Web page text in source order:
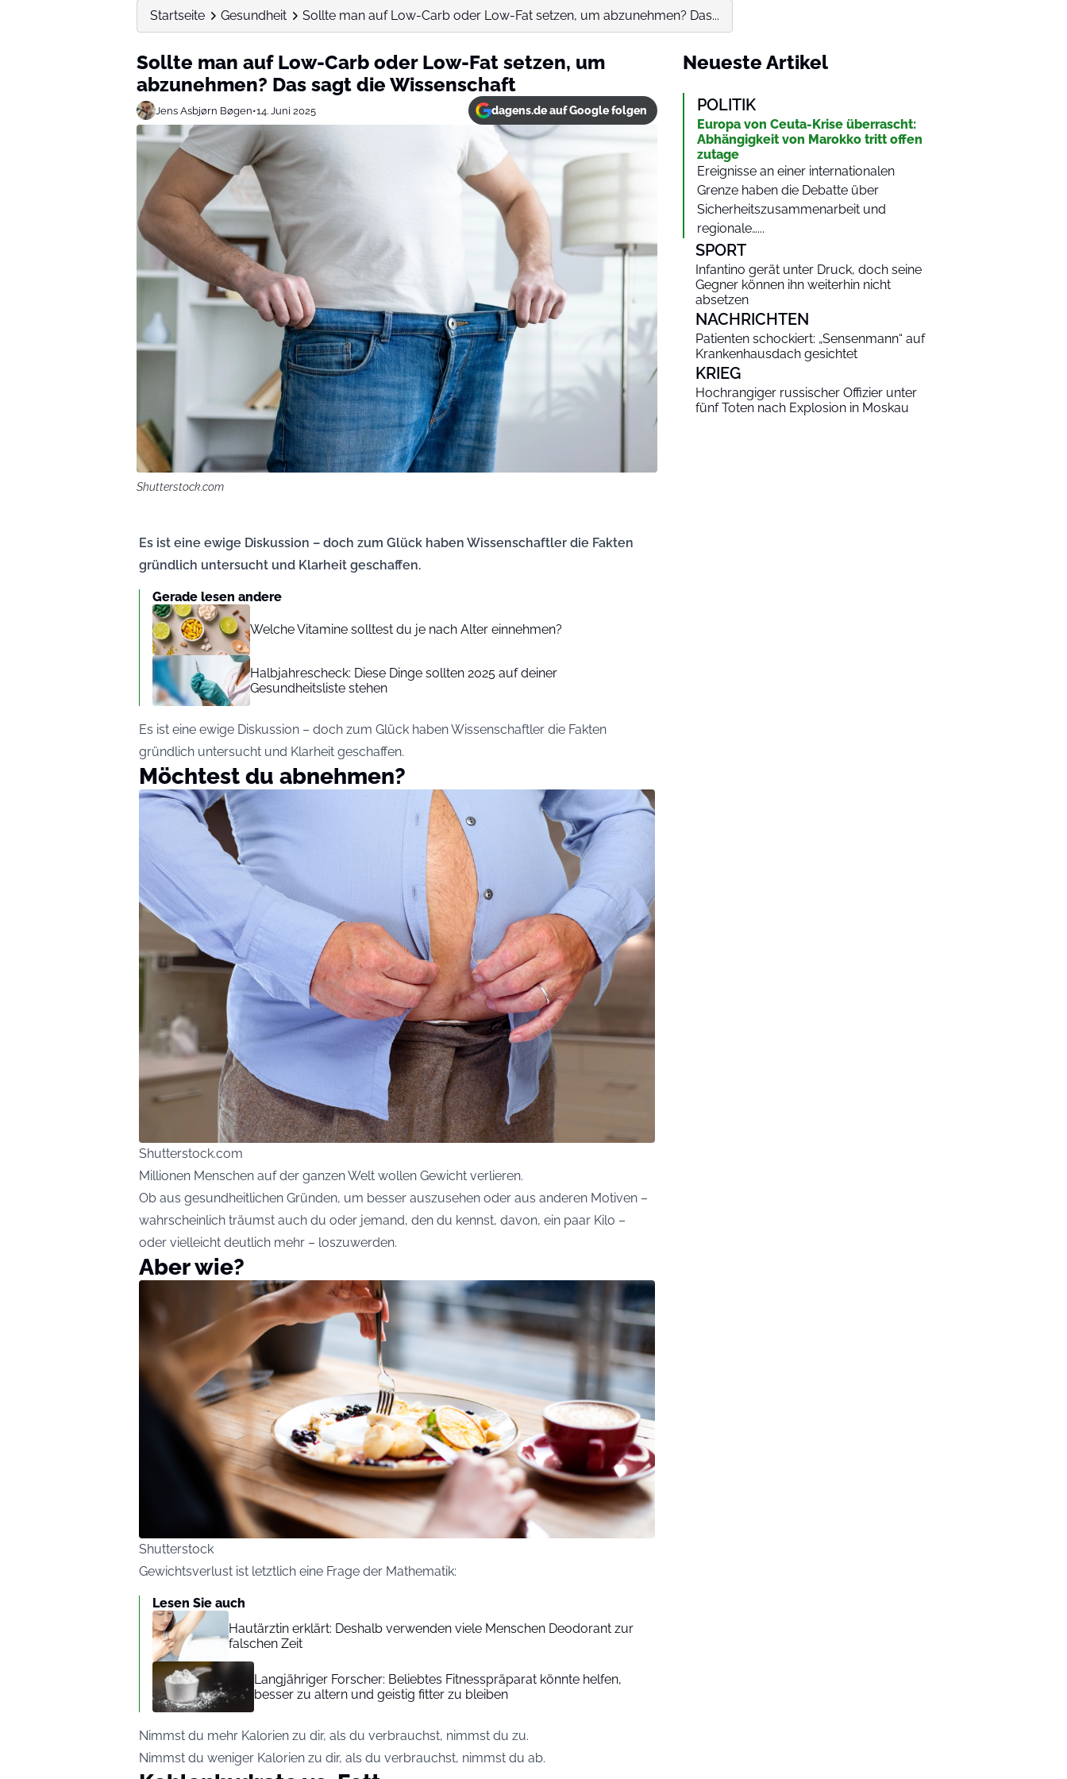
Startseite Gesundheit Sollte man auf Low-Carb oder Low-Fat setzen, um abzunehmen? Das...
Sollte man auf Low-Carb oder Low-Fat setzen, um
abzunehmen? Das sagt die Wissenschaft
Jens Asbjørn Bøgen•14. Juni 2025 dagens.de auf Google folgen
Shutterstock.com
Es ist eine ewige Diskussion – doch zum Glück haben Wissenschaftler die Fakten
gründlich untersucht und Klarheit geschaffen.
Gerade lesen andere
Welche Vitamine solltest du je nach Alter einnehmen?
Halbjahrescheck: Diese Dinge sollten 2025 auf deiner
Gesundheitsliste stehen
Es ist eine ewige Diskussion – doch zum Glück haben Wissenschaftler die Fakten
gründlich untersucht und Klarheit geschaffen.
Möchtest du abnehmen?
Shutterstock.com
Millionen Menschen auf der ganzen Welt wollen Gewicht verlieren.
Ob aus gesundheitlichen Gründen, um besser auszusehen oder aus anderen Motiven –
wahrscheinlich träumst auch du oder jemand, den du kennst, davon, ein paar Kilo –
oder vielleicht deutlich mehr – loszuwerden.
Aber wie?
Shutterstock
Gewichtsverlust ist letztlich eine Frage der Mathematik:
Lesen Sie auch
Hautärztin erklärt: Deshalb verwenden viele Menschen Deodorant zur
falschen Zeit
Langjähriger Forscher: Beliebtes Fitnesspräparat könnte helfen,
besser zu altern und geistig fitter zu bleiben
Nimmst du mehr Kalorien zu dir, als du verbrauchst, nimmst du zu.
Nimmst du weniger Kalorien zu dir, als du verbrauchst, nimmst du ab.
Neueste Artikel
POLITIK
Europa von Ceuta-Krise überrascht:
Abhängigkeit von Marokko tritt offen
zutage
Ereignisse an einer internationalen
Grenze haben die Debatte über
Sicherheitszusammenarbeit und
regionale…...
SPORT
Infantino gerät unter Druck, doch seine
Gegner können ihn weiterhin nicht
absetzen
NACHRICHTEN
Patienten schockiert: „Sensenmann“ auf
Krankenhausdach gesichtet
KRIEG
Hochrangiger russischer Offizier unter
fünf Toten nach Explosion in Moskau